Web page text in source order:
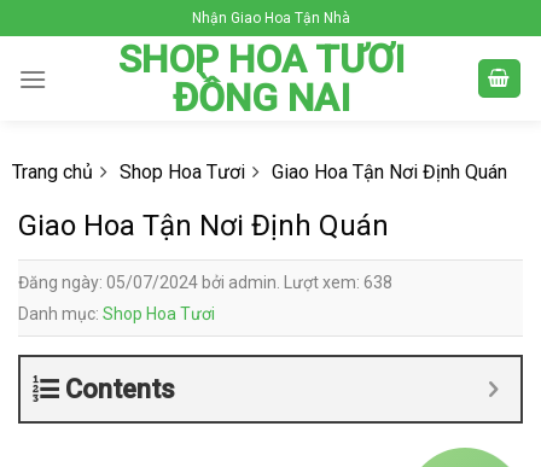
to
content
Nhận Giao Hoa Tận Nhà
SHOP HOA TƯƠI
ĐỒNG NAI
Trang chủ Shop Hoa Tươi Giao Hoa Tận Nơi Định Quán
Giao Hoa Tận Nơi Định Quán
Đăng ngày: 05/07/2024 bởi admin. Lượt xem: 638
Danh mục: Shop Hoa Tươi
Contents